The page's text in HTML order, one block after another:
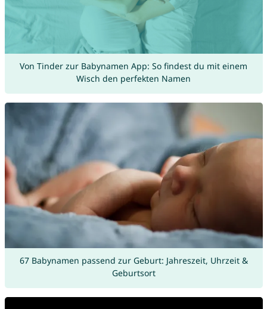
Von Tinder zur Babynamen App: So findest du mit einem
Wisch den perfekten Namen
67 Babynamen passend zur Geburt: Jahreszeit, Uhrzeit &
Geburtsort